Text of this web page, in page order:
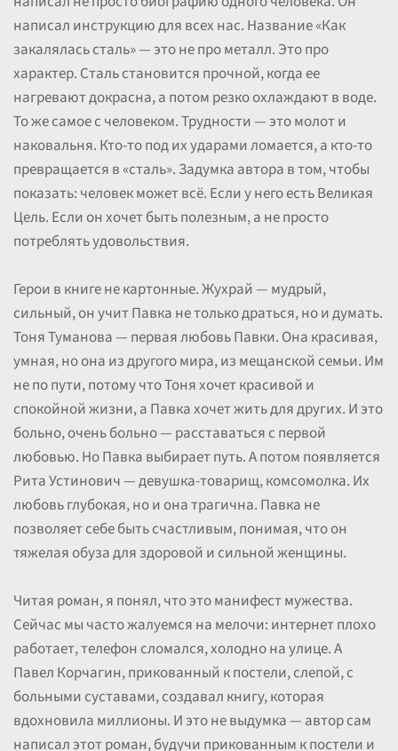
написал инструкцию для всех нас. Название «Как
закалялась сталь» — это не про металл. Это про
характер. Сталь становится прочной, когда ее
нагревают докрасна, а потом резко охлаждают в воде.
То же самое с человеком. Трудности — это молот и
наковальня. Кто-то под их ударами ломается, а кто-то
превращается в «сталь». Задумка автора в том, чтобы
показать: человек может всё. Если у него есть Великая
Цель. Если он хочет быть полезным, а не просто
потреблять удовольствия.
Герои в книге не картонные. Жухрай — мудрый,
сильный, он учит Павка не только драться, но и думать.
Тоня Туманова — первая любовь Павки. Она красивая,
умная, но она из другого мира, из мещанской семьи. Им
не по пути, потому что Тоня хочет красивой и
спокойной жизни, а Павка хочет жить для других. И это
больно, очень больно — расставаться с первой
любовью. Но Павка выбирает путь. А потом появляется
Рита Устинович — девушка-товарищ, комсомолка. Их
любовь глубокая, но и она трагична. Павка не
позволяет себе быть счастливым, понимая, что он
тяжелая обуза для здоровой и сильной женщины.
Читая роман, я понял, что это манифест мужества.
Сейчас мы часто жалуемся на мелочи: интернет плохо
работает, телефон сломался, холодно на улице. А
Павел Корчагин, прикованный к постели, слепой, с
больными суставами, создавал книгу, которая
вдохновила миллионы. И это не выдумка — автор сам
написал этот роман, будучи прикованным к постели и